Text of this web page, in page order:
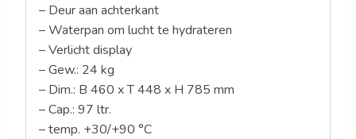
– Deur aan achterkant
– Waterpan om lucht te hydrateren
– Verlicht display
– Gew.: 24 kg
– Dim.: B 460 x T 448 x H 785 mm
– Cap.: 97 ltr.
– temp. +30/+90 °C